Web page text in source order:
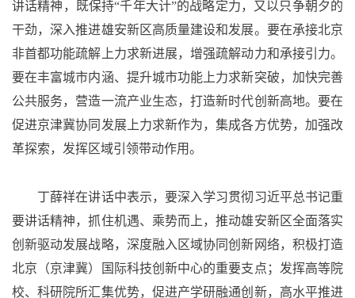
讲话精神，既保持“千年大计”的战略定力，又以只争朝夕的
干劲，深入推进雄安新区高质量建设和发展。要在承接北京
非首都功能疏解上力求新进展，增强疏解动力和承接引力。
要在丰富城市内涵、提升城市功能上力求新突破，加快完善
公共服务，营造一流产业生态，打造新时代创新高地。要在
促进京津冀协同发展上力求新作为，集成各方优势，加强改
革探索，发挥区域引领带动作用。
丁薛祥在讲话中表示，要深入学习贯彻习近平总书记重
要讲话精神，抓住机遇、乘势而上，推动雄安新区全面落实
创新驱动发展战略，深度融入区域协同创新网络，积极打造
北京（京津冀）国际科技创新中心的重要支点；发挥高等院
校、科研院所汇集优势，促进产学研融通创新，高水平推进